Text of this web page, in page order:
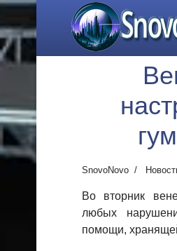
SnovoNovo
Во вторник
любых
помощи,